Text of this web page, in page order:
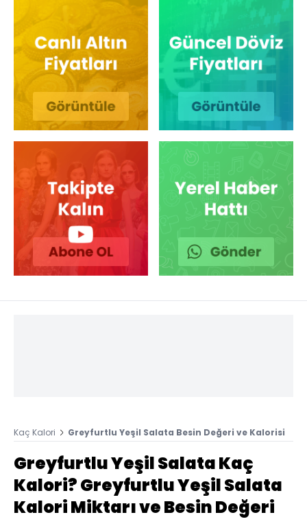
Kaç Kalori Greyfurtlu Yeşil Salata Besin Değeri ve Kalorisi
Greyfurtlu Yeşil Salata Kaç
Kalori? Greyfurtlu Yeşil Salata
Kalori Miktarı ve Besin Değeri